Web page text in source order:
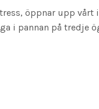
öppnar upp vårt
i pannan på tredje